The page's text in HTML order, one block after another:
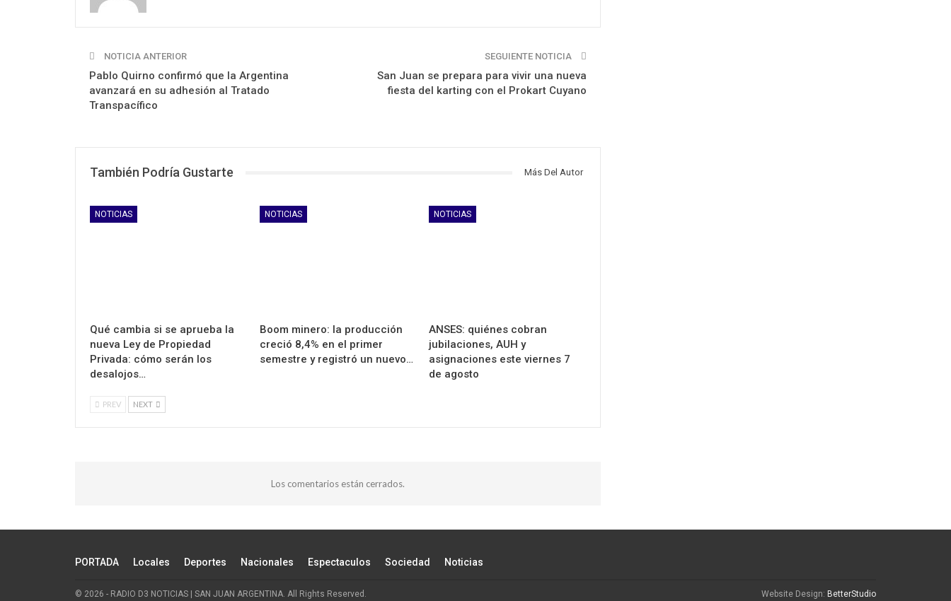
NOTICIA ANTERIOR
Pablo Quirno confirmó que la Argentina
avanzará en su adhesión al Tratado
Transpacífico
SEGUIENTE NOTICIA
San Juan se prepara para vivir una nueva
fiesta del karting con el Prokart Cuyano
También Podría Gustarte Más Del Autor
NOTICIAS
Qué cambia si se aprueba la
nueva Ley de Propiedad
Privada: cómo serán los
desalojos…
NOTICIAS
Boom minero: la producción
creció 8,4% en el primer
semestre y registró un nuevo…
NOTICIAS
ANSES: quiénes cobran
jubilaciones, AUH y
asignaciones este viernes 7
de agosto
PREV NEXT
Los comentarios están cerrados.
PORTADA Locales Deportes Nacionales Espectaculos Sociedad Noticias
© 2026 - RADIO D3 NOTICIAS | SAN JUAN ARGENTINA. All Rights Reserved. Website Design: BetterStudio